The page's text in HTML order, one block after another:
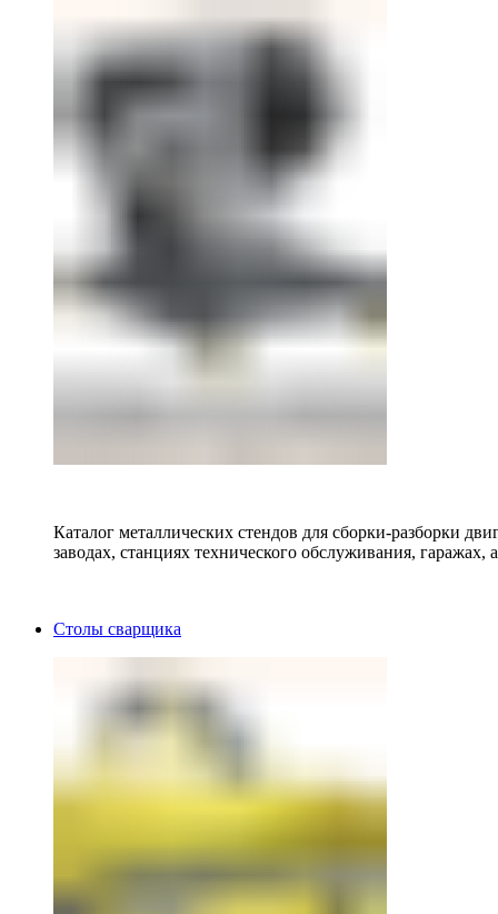
Каталог металлических стендов для сборки-разборки
заводах, станциях технического обслуживания, гаражах,
Столы сварщика